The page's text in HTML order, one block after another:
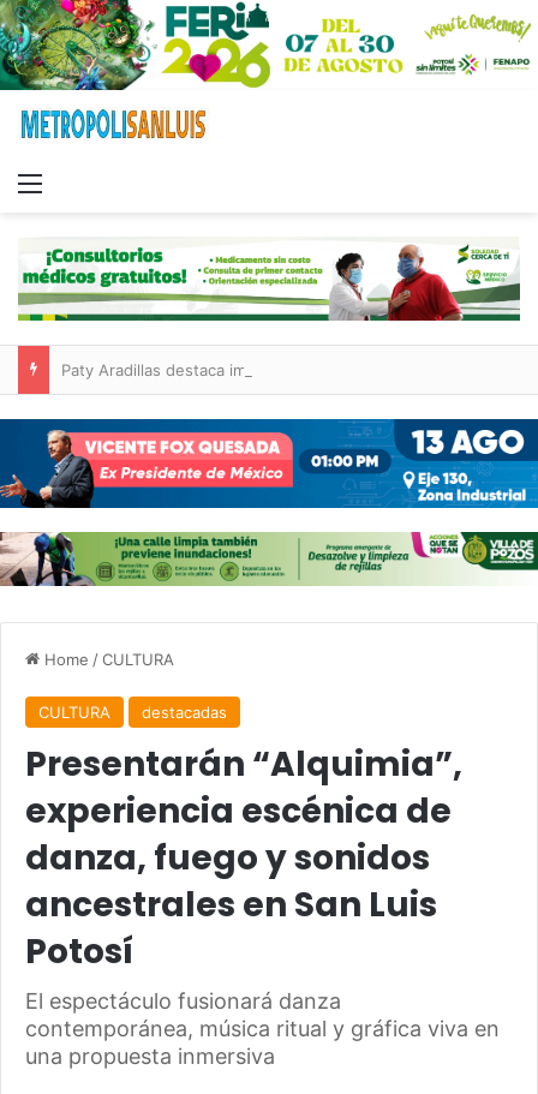
Home /CULTURA
CULTURA destacadas
Presentarán “Alquimia”,
experiencia escénica de
danza, fuego y sonidos
ancestrales en San Luis
Potosí
El espectáculo fusionará danza
contemporánea, música ritual y gráfica viva en
una propuesta inmersiva